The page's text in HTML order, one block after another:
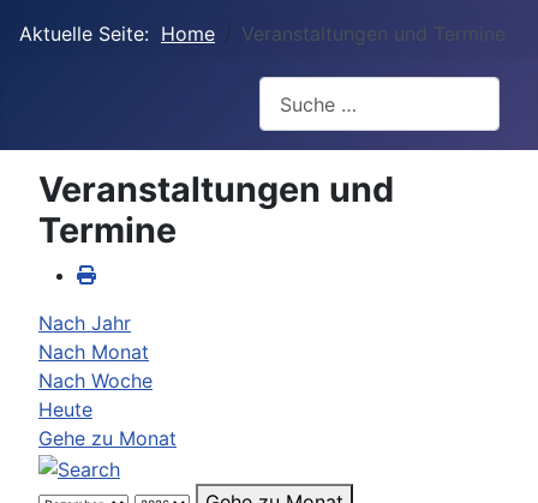
Aktuelle Seite: Home Veranstaltungen und Termine
Veranstaltungen und
Termine
Nach Jahr
Nach Monat
Nach Woche
Heute
Gehe zu Monat